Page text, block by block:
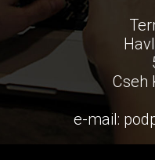
Cseh
e-mail: